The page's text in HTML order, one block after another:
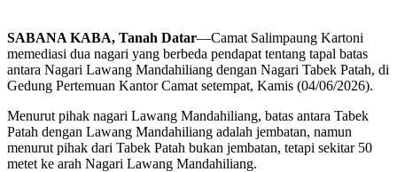
SABANA KABA, Tanah Datar—Camat Salimpaung Kartoni
memediasi dua nagari yang berbeda pendapat tentang tapal batas
antara Nagari Lawang Mandahiliang dengan Nagari Tabek Patah, di
Gedung Pertemuan Kantor Camat setempat, Kamis (04/06/2026).
Menurut pihak nagari Lawang Mandahiliang, batas antara Tabek
Patah dengan Lawang Mandahiliang adalah jembatan, namun
menurut pihak dari Tabek Patah bukan jembatan, tetapi sekitar 50
metet ke arah Nagari Lawang Mandahiliang.